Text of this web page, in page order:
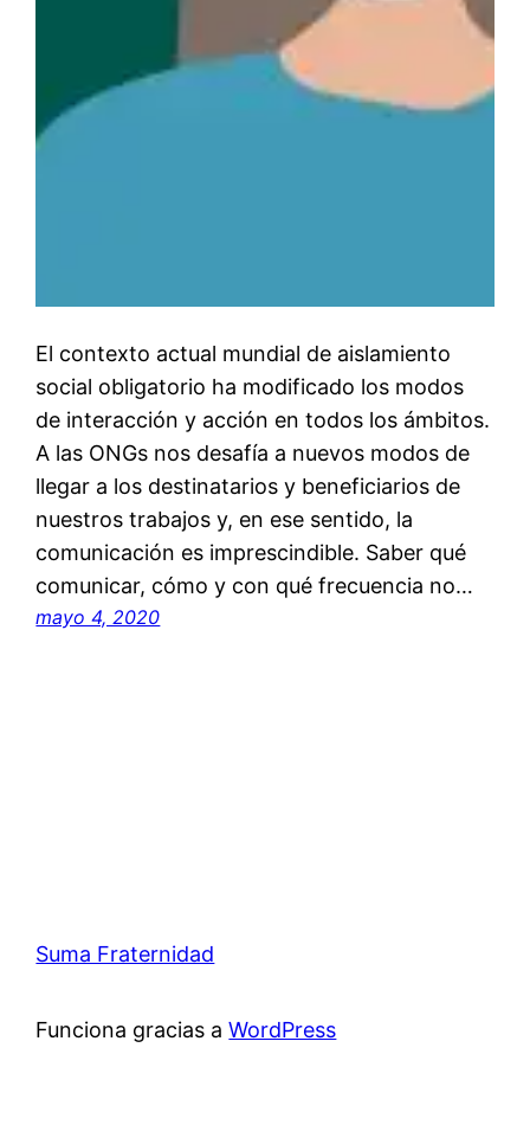
El contexto actual mundial de aislamiento
social obligatorio ha modificado los modos
de interacción y acción en todos los ámbitos.
A las ONGs nos desafía a nuevos modos de
llegar a los destinatarios y beneficiarios de
nuestros trabajos y, en ese sentido, la
comunicación es imprescindible. Saber qué
comunicar, cómo y con qué frecuencia no…
mayo 4, 2020
Suma Fraternidad
Funciona gracias aWordPress